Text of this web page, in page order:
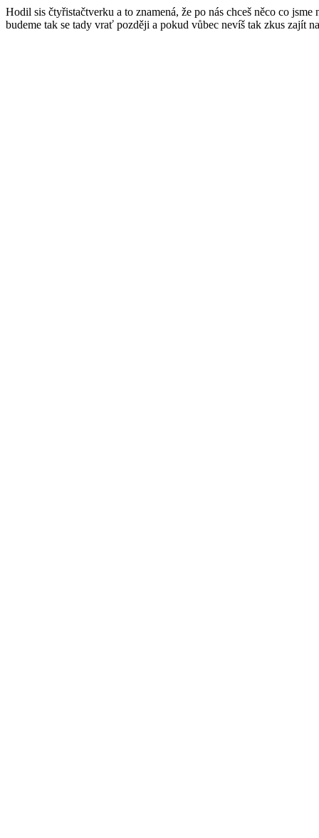
Hodil sis čtyřistačtverku a to znamená, že po nás chceš něco co
budeme tak se tady vrať později a pokud vůbec nevíš tak zkus zajít